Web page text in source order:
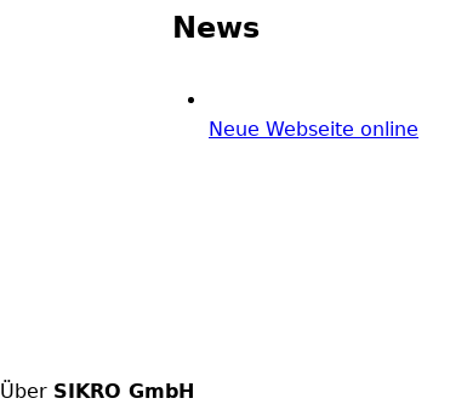
News
Neue Webseite online
Über SIKRO GmbH